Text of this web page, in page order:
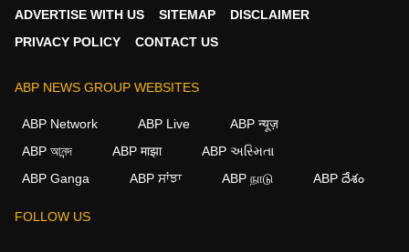
ADVERTISE WITH US
SITEMAP
DISCLAIMER
PRIVACY POLICY
CONTACT US
ABP NEWS GROUP WEBSITES
ABP Network ABP Live
ABP न्यूज़
ABP আনন্দ
ABP माझा
ABP અસ્મિતા
ABP Ganga
ABP ਸਾਂਝਾ ABP நாடு ABP దేశం
FOLLOW US
We use cookies to improve your experience, analyze